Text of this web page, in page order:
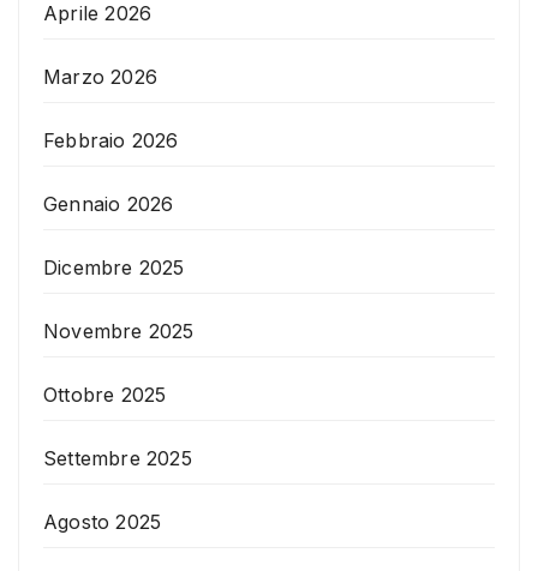
Aprile 2026
Marzo 2026
Febbraio 2026
Gennaio 2026
Dicembre 2025
Novembre 2025
Ottobre 2025
Settembre 2025
Agosto 2025